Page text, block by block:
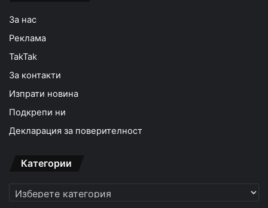
За нас
Реклама
TakTak
За контакти
Изпрати новина
Подкрепи ни
Декларация за поверителност
Категории
Категории